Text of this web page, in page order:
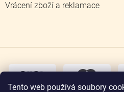
Tento web používá soubory
Vrácení zboží a reklamace